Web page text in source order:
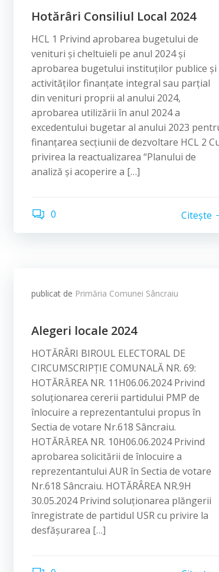
Hotărâri Consiliul Local 2024
HCL 1 Privind aprobarea bugetului de
venituri și cheltuieli pe anul 2024 și
aprobarea bugetului instituților publice și
activităților finanțate integral sau parțial
din venituri proprii al anului 2024,
aprobarea utilizării în anul 2024 a
excedentului bugetar al anului 2023
finanțarea secțiunii de dezvoltare HCL 2
privirea la reactualizarea “Planului de
analiză și acoperire a […]
0 Citește
publicat de Primăria Comunei Sâncraiu
Alegeri locale 2024
HOTĂRÂRI BIROUL ELECTORAL DE
CIRCUMSCRIPȚIE COMUNALĂ NR. 69:
HOTĂRȂREA NR. 11H06.06.2024 Privind
soluționarea cererii partidului PMP de
înlocuire a reprezentantului propus în
Sectia de votare Nr.618 Sâncraiu.
HOTĂRȂREA NR. 10H06.06.2024 Privind
aprobarea solicitării de înlocuire a
reprezentantului AUR în Sectia de votare
Nr.618 Sâncraiu. HOTĂRÂREA NR.9H
30.05.2024 Privind soluționarea plăngerii
înregistrate de partidul USR cu privire la
desfășurarea […]